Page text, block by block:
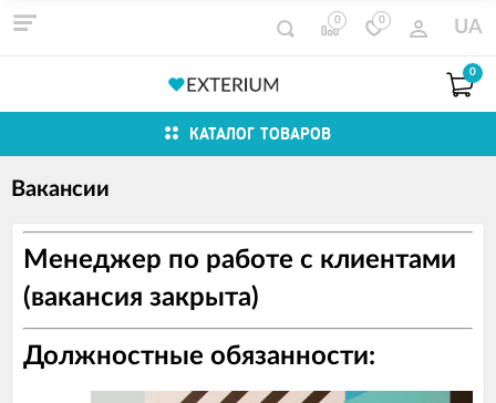
0 0 UA
0
КАТАЛОГ ТОВАРОВ
Вакансии
Менеджер по работе с клиентами
(вакансия закрыта)
Должностные обязанности: